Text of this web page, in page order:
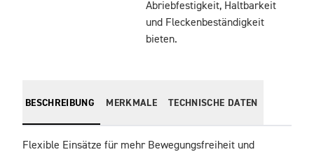
Abriebfestigkeit, Haltbarkeit
und Fleckenbeständigkeit
bieten.
BESCHREIBUNG MERKMALE TECHNISCHE DATEN
Flexible Einsätze für mehr Bewegungsfreiheit und